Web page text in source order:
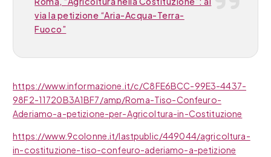
via la petizione “Aria-Acqua-Terra-
Fuoco”
https://www.informazione.it/c/C8FE6BCC-99E3-4437-
98F2-11720B3A1BF7/amp/Roma-Tiso-Confeuro-
Aderiamo-a-petizione-per-Agricoltura-in-Costituzione
https://www.9colonne.it/lastpublic/449044/agricoltura-
in-costituzione-tiso-confeuro-aderiamo-a-petizione